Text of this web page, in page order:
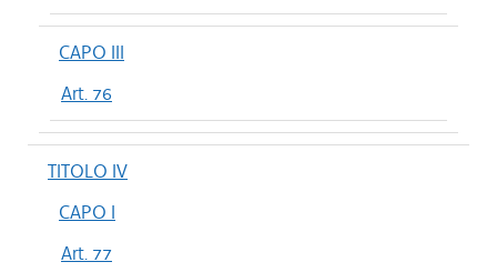
CAPO III
Art. 76
TITOLO IV
CAPO I
Art. 77